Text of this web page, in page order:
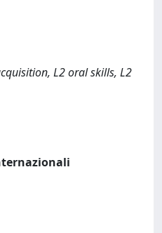
L2 oral skills, L2